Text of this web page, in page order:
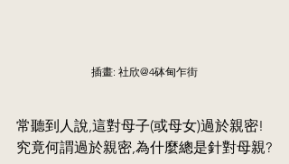
插畫: 社欣@4砵甸乍街
常聽到人說,這對母子(或母女)過於親密!
究竟何謂過於親密,為什麼總是針對母親?